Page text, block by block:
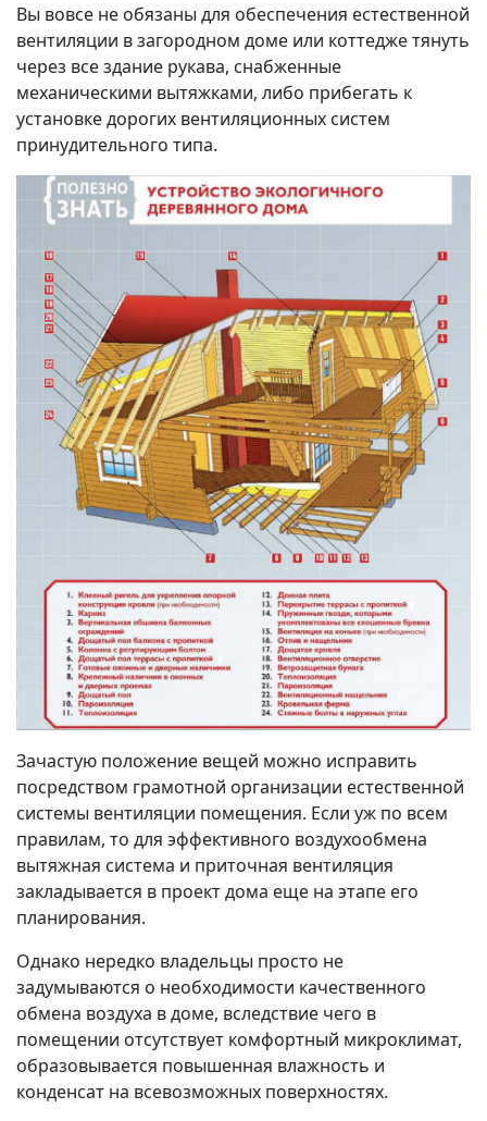
Вы вовсе не обязаны для обеспечения естественной
вентиляции в загородном доме или коттедже тянуть
через все здание рукава, снабженные
механическими вытяжками, либо прибегать к
установке дорогих вентиляционных систем
принудительного типа.
Зачастую положение вещей можно исправить
посредством грамотной организации естественной
системы вентиляции помещения. Если уж по всем
правилам, то для эффективного воздухообмена
вытяжная система и приточная вентиляция
закладывается в проект дома еще на этапе его
планирования.
Однако нередко владельцы просто не
задумываются о необходимости качественного
обмена воздуха в доме, вследствие чего в
помещении отсутствует комфортный микроклимат,
образовывается повышенная влажность и
конденсат на всевозможных поверхностях.